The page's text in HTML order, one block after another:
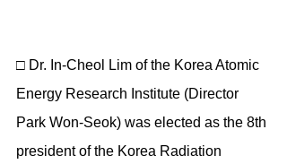
□ Dr. In-Cheol Lim of the Korea Atomic
Energy Research Institute (Director
Park Won-Seok) was elected as the 8th
president of the Korea Radiation